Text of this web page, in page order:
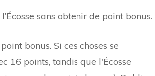
sans obtenir de point bonus.
bonus. Si ces choses se
16 points, tandis que l'Écosse